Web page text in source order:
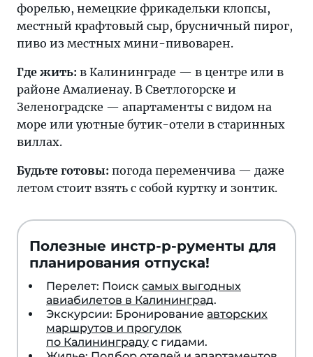
форелью, немецкие фрикадельки клопсы,
местный крафтовый сыр, брусничный пирог,
пиво из местных мини-пивоварен.
Где жить: в Калининграде — в центре или в
районе Амалиенау. В Светлогорске и
Зеленоградске — апартаменты с видом на
море или уютные бутик-отели в старинных
виллах.
Будьте готовы: погода переменчива — даже
летом стоит взять с собой куртку и зонтик.
Полезные инстр-р-рументы для
планирования отпуска!
Перелет: Поиск самых выгодных
авиабилетов в Калининград.
Экскурсии: Бронирование авторских
маршрутов и прогулок
по Калининграду с гидами.